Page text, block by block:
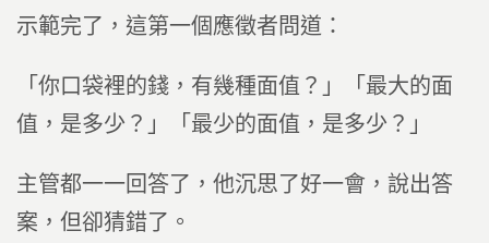
示範完了，這第一個應徵者問道：
「你口袋裡的錢，有幾種面值？」「最大的面
值，是多少？」「最少的面值，是多少？」
主管都一一回答了，他沉思了好一會，說出答
案，但卻猜錯了。